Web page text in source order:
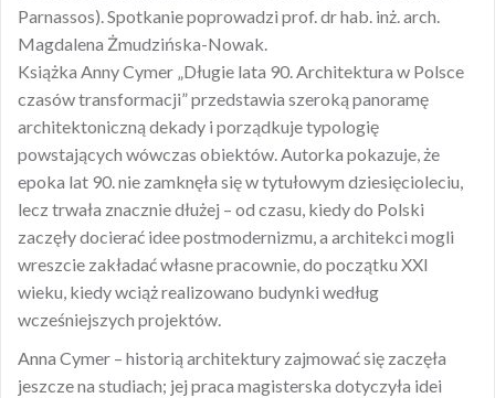
Parnassos). Spotkanie poprowadzi prof. dr hab. inż. arch.
Magdalena Żmudzińska-Nowak.
Książka Anny Cymer „Długie lata 90. Architektura w Polsce
czasów transformacji” przedstawia szeroką panoramę
architektoniczną dekady i porządkuje typologię
powstających wówczas obiektów. Autorka pokazuje, że
epoka lat 90. nie zamknęła się w tytułowym dziesięcioleciu,
lecz trwała znacznie dłużej – od czasu, kiedy do Polski
zaczęły docierać idee postmodernizmu, a architekci mogli
wreszcie zakładać własne pracownie, do początku XXI
wieku, kiedy wciąż realizowano budynki według
wcześniejszych projektów.
Anna Cymer – historią architektury zajmować się zaczęła
jeszcze na studiach; jej praca magisterska dotyczyła idei